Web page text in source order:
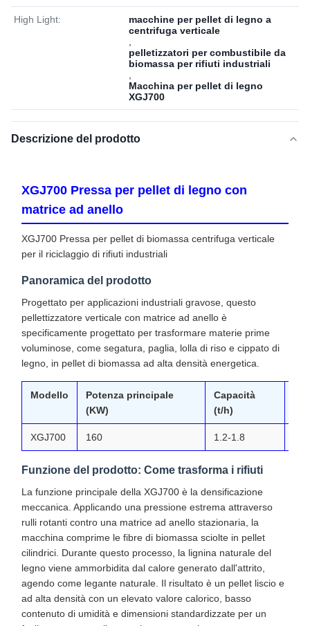
High Light:
macchine per pellet di legno a
centrifuga verticale
pelletizzatori per combustibile da
biomassa per rifiuti industriali
Macchina per pellet di legno
XGJ700
Descrizione del prodotto
XGJ700 Pressa per pellet di legno con
matrice ad anello
XGJ700 Pressa per pellet di biomassa centrifuga verticale
per il riciclaggio di rifiuti industriali
Panoramica del prodotto
Progettato per applicazioni industriali gravose, questo
pellettizzatore verticale con matrice ad anello è
specificamente progettato per trasformare materie prime
voluminose, come segatura, paglia, lolla di riso e cippato di
legno, in pellet di biomassa ad alta densità energetica.
Modello
Potenza principale
(KW)
Capacità
(t/h)
XGJ700 160 1.2-1.8
Funzione del prodotto: Come trasforma i rifiuti
La funzione principale della XGJ700 è la densificazione
meccanica. Applicando una pressione estrema attraverso
rulli rotanti contro una matrice ad anello stazionaria, la
macchina comprime le fibre di biomassa sciolte in pellet
cilindrici. Durante questo processo, la lignina naturale del
legno viene ammorbidita dal calore generato dall'attrito,
agendo come legante naturale. Il risultato è un pellet liscio e
ad alta densità con un elevato valore calorico, basso
contenuto di umidità e dimensioni standardizzate per un